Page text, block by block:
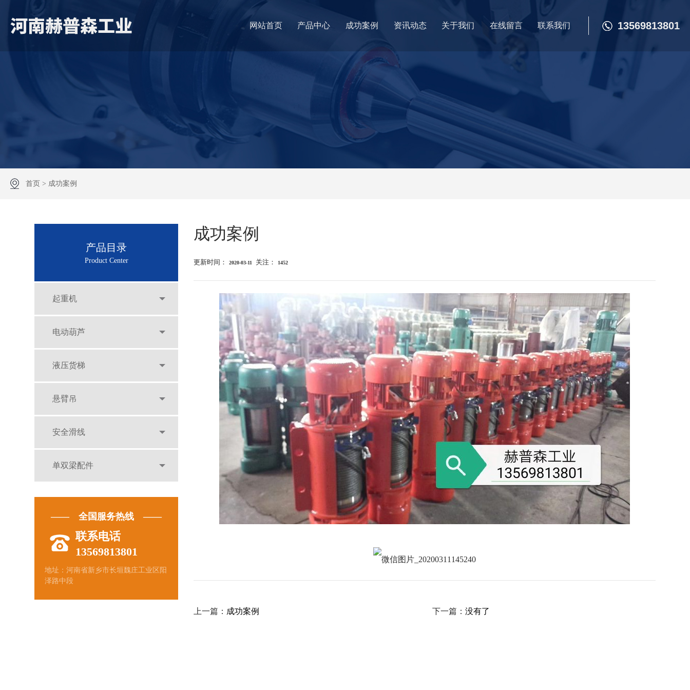
网站首页 产品中心 成功案例 资讯动态 关于我们 在线留言 联系我们 13569813801
首页 > 成功案例
产品目录
Product Center
起重机
电动葫芦
液压货梯
悬臂吊
安全滑线
单双梁配件
—— 全国服务热线 ——
联系电话
13569813801
地址：河南省新乡市长垣魏庄工业区阳
泽路中段
成功案例
更新时间： 2020-03-11 关注： 1452
上一篇： 成功案例 下一篇： 没有了